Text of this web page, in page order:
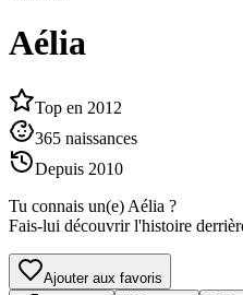
Aélia
Top en 2012
365 naissances
Depuis 2010
Tu connais un(e) Aélia ?
Fais-lui découvrir l'histoire
Ajouter aux favoris